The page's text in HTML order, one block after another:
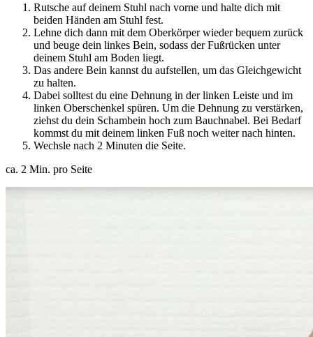
Rutsche auf deinem Stuhl nach vorne und halte dich mit
beiden Händen am Stuhl fest.
Lehne dich dann mit dem Oberkörper wieder bequem zurück
und beuge dein linkes Bein, sodass der Fußrücken unter
deinem Stuhl am Boden liegt.
Das andere Bein kannst du aufstellen, um das Gleichgewicht
zu halten.
Dabei solltest du eine Dehnung in der linken Leiste und im
linken Oberschenkel spüren. Um die Dehnung zu verstärken,
ziehst du dein Schambein hoch zum Bauchnabel. Bei Bedarf
kommst du mit deinem linken Fuß noch weiter nach hinten.
Wechsle nach 2 Minuten die Seite.
ca. 2 Min. pro Seite